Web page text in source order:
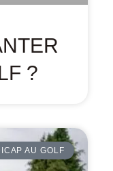
?
AU GOLF